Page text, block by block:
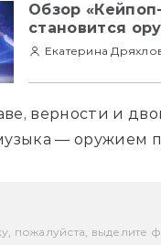
Обзор
становится
Екатерина
верности и
— оружием
пожалуйста, выделите